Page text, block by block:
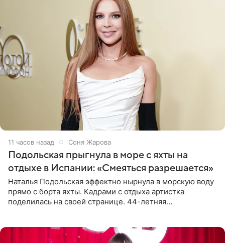
11 часов назад Соня Жарова
Подольская прыгнула в море с яхты на
отдыхе в Испании: «Смеяться разрешается»
Наталья Подольская эффектно нырнула в морскую воду
прямо с борта яхты. Кадрами с отдыха артистка
поделилась на своей странице. 44-летняя